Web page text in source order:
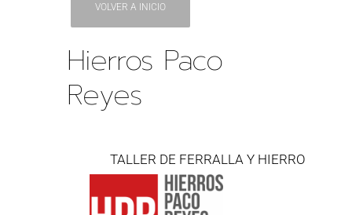
VOLVER A INICIO
Hierros Paco
Reyes
TALLER DE FERRALLA Y HIERRO